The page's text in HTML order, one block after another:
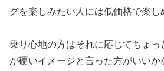
グを楽しみたい人には低価格で楽し
乗り心地の方はそれに応じてちょ
が硬いイメージと言った方がいいか